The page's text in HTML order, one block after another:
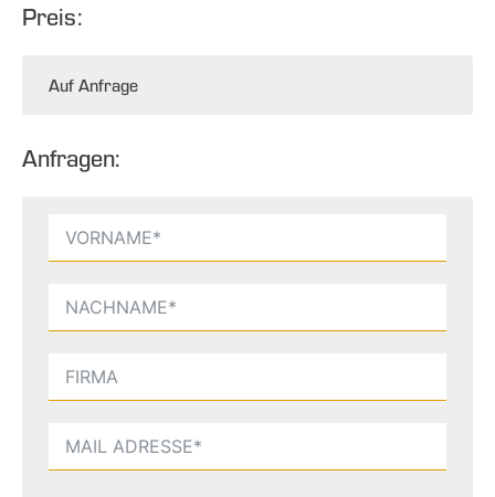
Preis:
Auf Anfrage
Anfragen: